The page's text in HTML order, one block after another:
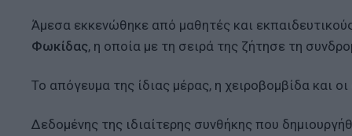
Άμεσα εκκενώθηκε από μαθητές και
Φωκίδας, η οποία με τη σειρά της ζήτησε τη
Το απόγευμα της ίδιας μέρας, η χειροβομβίδα και
Δεδομένης της ιδιαίτερης συνθήκης που